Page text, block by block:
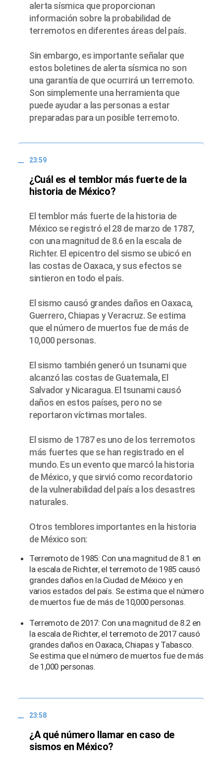
alerta sísmica que proporcionan
información sobre la probabilidad de
terremotos en diferentes áreas del país.
Sin embargo, es importante señalar que
estos boletines de alerta sísmica no son
una garantía de que ocurrirá un terremoto.
Son simplemente una herramienta que
puede ayudar a las personas a estar
preparadas para un posible terremoto.
23:59
¿Cuál es el temblor más fuerte de la
historia de México?
El temblor más fuerte de la historia de
México se registró el 28 de marzo de 1787,
con una magnitud de 8.6 en la escala de
Richter. El epicentro del sismo se ubicó en
las costas de Oaxaca, y sus efectos se
sintieron en todo el país.
El sismo causó grandes daños en Oaxaca,
Guerrero, Chiapas y Veracruz. Se estima
que el número de muertos fue de más de
10,000 personas.
El sismo también generó un tsunami que
alcanzó las costas de Guatemala, El
Salvador y Nicaragua. El tsunami causó
daños en estos países, pero no se
reportaron víctimas mortales.
El sismo de 1787 es uno de los terremotos
más fuertes que se han registrado en el
mundo. Es un evento que marcó la historia
de México, y que sirvió como recordatorio
de la vulnerabilidad del país a los desastres
naturales.
Otros temblores importantes en la historia
de México son:
Terremoto de 1985: Con una magnitud de 8.1 en
la escala de Richter, el terremoto de 1985 causó
grandes daños en la Ciudad de México y en
varios estados del país. Se estima que el número
de muertos fue de más de 10,000 personas.
Terremoto de 2017: Con una magnitud de 8.2 en
la escala de Richter, el terremoto de 2017 causó
grandes daños en Oaxaca, Chiapas y Tabasco.
Se estima que el número de muertos fue de más
de 1,000 personas.
23:58
¿A qué número llamar en caso de
sismos en México?